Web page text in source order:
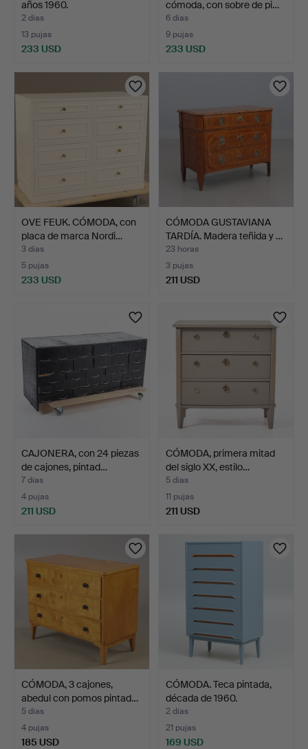
años 1960.
2 días
13 pujas
233 USD
cómoda, con sobre de pi…
6 días
9 pujas
233 USD
OVE FEUK. CÓMODA, con
placa de marca Nordi…
3 días
5 pujas
233 USD
CÓMODA GUSTAVIANA
TARDÍA. Madera teñida y …
23 horas
3 pujas
211 USD
CAJONERA, con 24 piezas
de cajones, pintad…
7 días
4 pujas
211 USD
CÓMODA, primera mitad
del siglo XX, estilo…
5 días
11 pujas
211 USD
CÓMODA, 3 cajones,
abedul con pomos pintad…
5 días
4 pujas
185 USD
CÓMODA. Teca pintada,
década de 1960.
2 días
21 pujas
169 USD